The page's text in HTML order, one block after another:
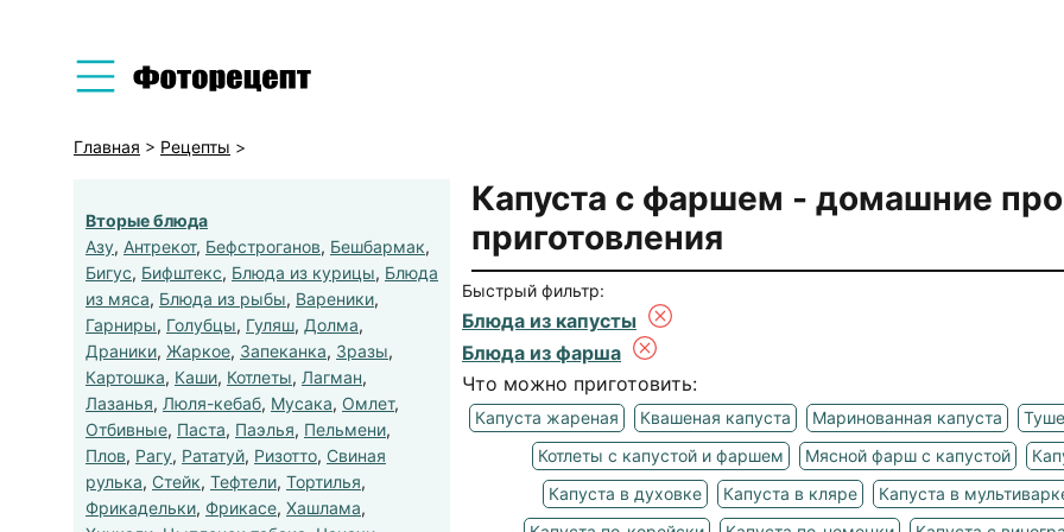
Главная > Рецепты >
Вторые блюда
Азу, Антрекот, Бефстроганов, Бешбармак,
Бигус, Бифштекс, Блюда из курицы, Блюда
из мяса, Блюда из рыбы, Вареники,
Гарниры, Голубцы, Гуляш, Долма,
Драники, Жаркое, Запеканка, Зразы,
Картошка, Каши, Котлеты, Лагман,
Лазанья, Люля-кебаб, Мусака, Омлет,
Отбивные, Паста, Паэлья, Пельмени,
Плов, Рагу, Рататуй, Ризотто, Свиная
рулька, Стейк, Тефтели, Тортилья,
Фрикадельки, Фрикасе, Хашлама,
Капуста с фаршем - домашние
приготовления
Быстрый фильтр:
Блюда из капусты
Блюда из фарша
Что можно приготовить:
Капуста жареная Квашеная капуста Маринованная капуста
Котлеты с капустой и фаршем
Мясной фарш с капустой
Капуста в духовке
Капуста в кляре
Капуста в